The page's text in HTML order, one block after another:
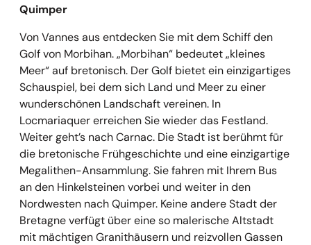
Quimper
Von Vannes aus entdecken Sie mit dem Schiff den
Golf von Morbihan. „Morbihan“ bedeutet „kleines
Meer“ auf bretonisch. Der Golf bietet ein einzigartiges
Schauspiel, bei dem sich Land und Meer zu einer
wunderschönen Landschaft vereinen. In
Locmariaquer erreichen Sie wieder das Festland.
Weiter geht’s nach Carnac. Die Stadt ist berühmt für
die bretonische Frühgeschichte und eine einzigartige
Megalithen-Ansammlung. Sie fahren mit Ihrem Bus
an den Hinkelsteinen vorbei und weiter in den
Nordwesten nach Quimper. Keine andere Stadt der
Bretagne verfügt über eine so malerische Altstadt
mit mächtigen Granithäusern und reizvollen Gassen